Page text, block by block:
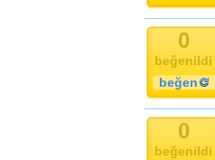
0
beğenildi
beğen
0
beğenildi